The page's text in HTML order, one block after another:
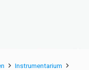
Instrumentarium